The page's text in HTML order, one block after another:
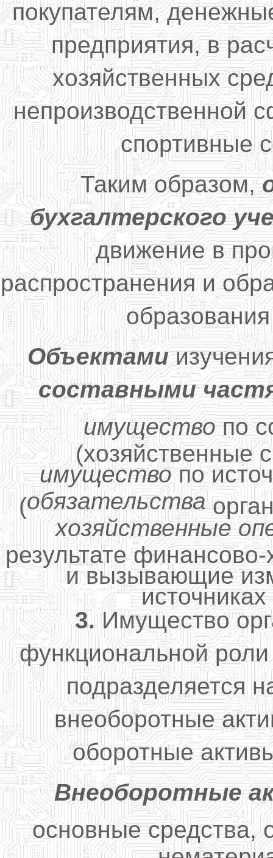
покупателям,
предприятия, в
хозяйственных
непроизводственной
спортивные
Таким образом,
бухгалтерского
движение в
распространения и
Объектами
составными
имуществопо
(хозяйственные
имуществопо
(обязательства
хозяйственные
результате
и вызывающие
3. Имущество
функциональной роли
подразделяется
внеоборотные
оборотные
Внеоборотные
основные средства,